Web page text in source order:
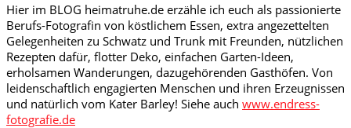
Hier im BLOG heimatruhe.de erzähle ich euch als passionierte
Berufs-Fotografin von köstlichem Essen, extra angezettelten
Gelegenheiten zu Schwatz und Trunk mit Freunden, nützlichen
Rezepten dafür, flotter Deko, einfachen Garten-Ideen,
erholsamen Wanderungen, dazugehörenden Gasthöfen. Von
leidenschaftlich engagierten Menschen und ihren Erzeugnissen
und natürlich vom Kater Barley! Siehe auch www.endress-
fotografie.de